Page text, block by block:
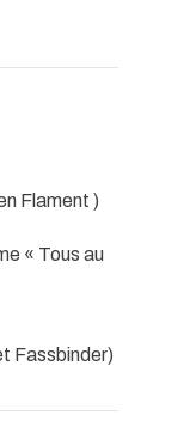
Flament )
« Tous au
Fassbinder)